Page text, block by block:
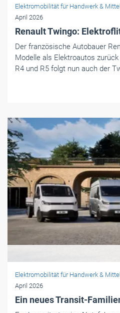
Elektromobilität für Handwerk &
April 2026
Renault Twingo:
Der französische Autobauer
Modelle als Elektroautos
R4 und R5 folgt nun auch der
Elektromobilität für Handwerk &
April 2026
Ein neues Transit-